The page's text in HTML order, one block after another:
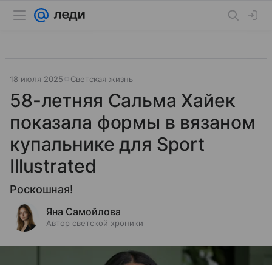
18 июля 2025 Светская жизнь
58-летняя Сальма Хайек
показала формы в вязаном
купальнике для Sport
Illustrated
Роскошная!
Яна Самойлова
Автор светской хроники